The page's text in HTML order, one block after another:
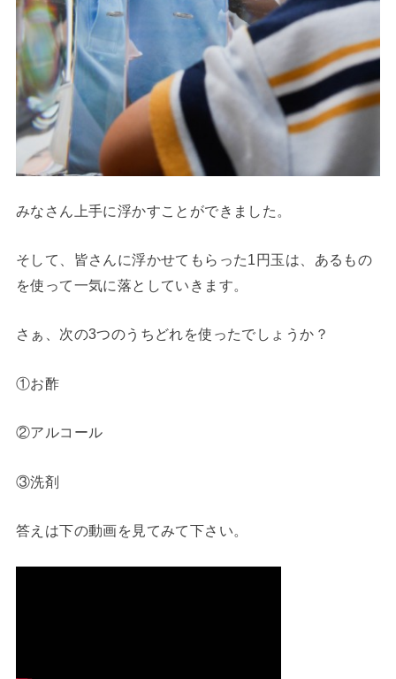
みなさん上手に浮かすことができました。
そして、皆さんに浮かせてもらった1円玉は、あるもの
を使って一気に落としていきます。
さぁ、次の3つのうちどれを使ったでしょうか？
①お酢
②アルコール
③洗剤
答えは下の動画を見てみて下さい。